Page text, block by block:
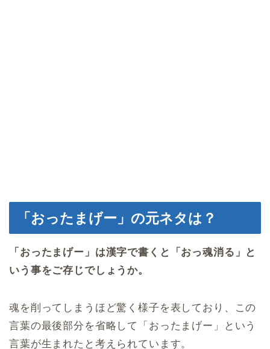
「おったまげー」の元ネタは？
「おったまげー」は漢字で書くと「おっ魂消る」と
いう事をご存じでしょうか。
魂を削ってしまうほど驚く様子を表しており、この
言葉の最後部分を省略して「おったまげー」という
言葉が生まれたと考えられています。